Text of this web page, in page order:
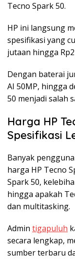
Tecno Spark 50.
HP ini langsung
spesifikasi yang
jutaan hingga
Dengan baterai
AI 50MP, hingga
50 menjadi salah
Harga HP
Spesifikasi
Banyak
harga HP Tecno
Spark 50,
hingga apakah
dan multitasking.
Admin tigapuluh
secara lengkap,
sumber terbaru